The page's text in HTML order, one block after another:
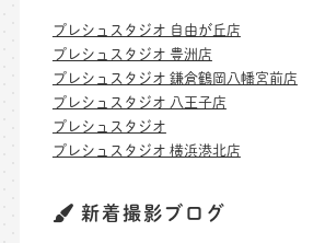
プレシュスタジオ 自由が丘店
プレシュスタジオ 豊洲店
プレシュスタジオ 鎌倉鶴岡八幡宮前店
プレシュスタジオ 八王子店
プレシュスタジオ
プレシュスタジオ 横浜港北店
新着撮影ブログ